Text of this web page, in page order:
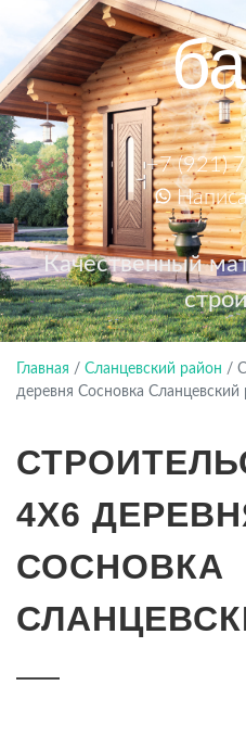
+7 (921)
Качественный
Главная / Сланцевский район /
деревня Сосновка Сланцевский
4Х6
СОСНОВКА